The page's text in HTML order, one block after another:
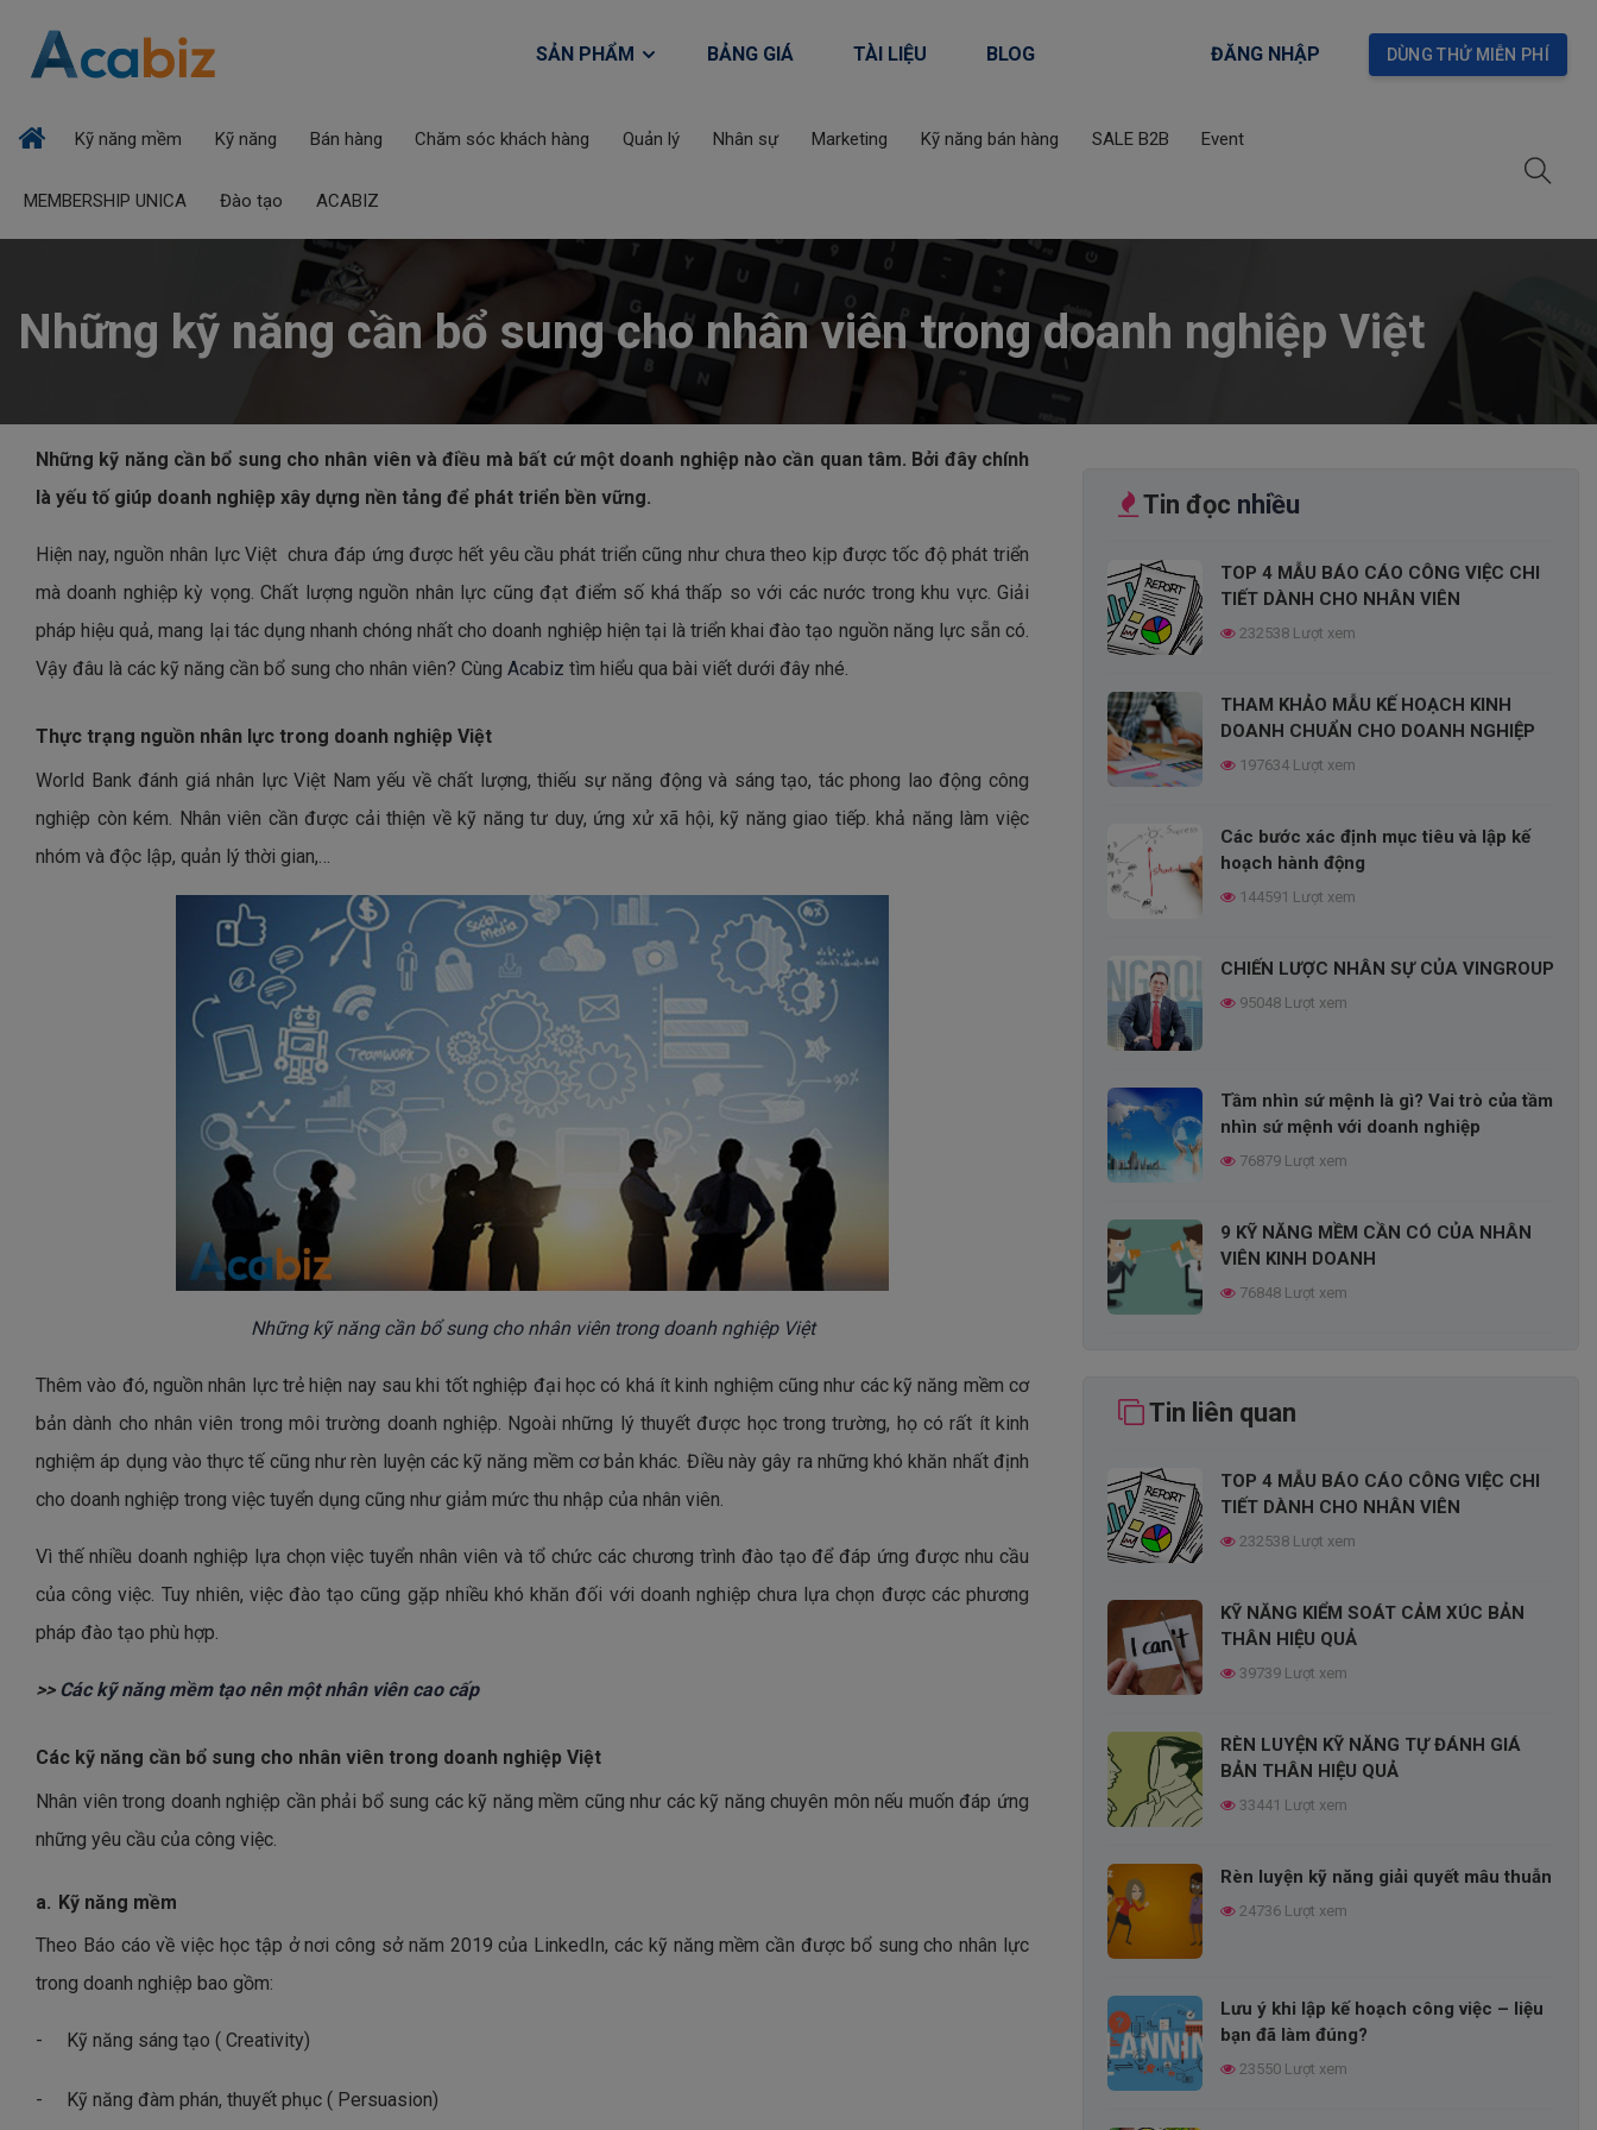
SẢN PHẨM BẢNG GIÁ TÀI LIỆU BLOG ĐĂNG NHẬP DÙNG THỬ MIỄN PHÍ
Kỹ năng mềm Kỹ năng Bán hàng Chăm sóc khách hàng Quản lý Nhân sự Marketing Kỹ năng bán hàng SALE B2B Event
MEMBERSHIP UNICA Đào tạo ACABIZ
Những kỹ năng cần bổ sung cho nhân viên trong doanh nghiệp Việt
Những kỹ năng cần bổ sung cho nhân viên và điều mà bất cứ một doanh nghiệp nào cần quan tâm. Bởi đây chính
là yếu tố giúp doanh nghiệp xây dựng nền tảng để phát triển bền vững.
Hiện nay, nguồn nhân lực Việt chưa đáp ứng được hết yêu cầu phát triển cũng như chưa theo kịp được tốc độ phát triển
mà doanh nghiệp kỳ vọng. Chất lượng nguồn nhân lực cũng đạt điểm số khá thấp so với các nước trong khu vực. Giải
pháp hiệu quả, mang lại tác dụng nhanh chóng nhất cho doanh nghiệp hiện tại là triển khai đào tạo nguồn năng lực sẵn có.
Vậy đâu là các kỹ năng cần bổ sung cho nhân viên? Cùng Acabiz tìm hiểu qua bài viết dưới đây nhé.
Thực trạng nguồn nhân lực trong doanh nghiệp Việt
World Bank đánh giá nhân lực Việt Nam yếu về chất lượng, thiếu sự năng động và sáng tạo, tác phong lao động công
nghiệp còn kém. Nhân viên cần được cải thiện về kỹ năng tư duy, ứng xử xã hội, kỹ năng giao tiếp. khả năng làm việc
nhóm và độc lập, quản lý thời gian,…
Những kỹ năng cần bổ sung cho nhân viên trong doanh nghiệp Việt
Thêm vào đó, nguồn nhân lực trẻ hiện nay sau khi tốt nghiệp đại học có khá ít kinh nghiệm cũng như các kỹ năng mềm cơ
bản dành cho nhân viên trong môi trường doanh nghiệp. Ngoài những lý thuyết được học trong trường, họ có rất ít kinh
nghiệm áp dụng vào thực tế cũng như rèn luyện các kỹ năng mềm cơ bản khác. Điều này gây ra những khó khăn nhất định
cho doanh nghiệp trong việc tuyển dụng cũng như giảm mức thu nhập của nhân viên.
Vì thế nhiều doanh nghiệp lựa chọn việc tuyển nhân viên và tổ chức các chương trình đào tạo để đáp ứng được nhu cầu
của công việc. Tuy nhiên, việc đào tạo cũng gặp nhiều khó khăn đối với doanh nghiệp chưa lựa chọn được các phương
pháp đào tạo phù hợp.
>> Các kỹ năng mềm tạo nên một nhân viên cao cấp
Các kỹ năng cần bổ sung cho nhân viên trong doanh nghiệp Việt
Nhân viên trong doanh nghiệp cần phải bổ sung các kỹ năng mềm cũng như các kỹ năng chuyên môn nếu muốn đáp ứng
những yêu cầu của công việc.
a. Kỹ năng mềm
Theo Báo cáo về việc học tập ở nơi công sở năm 2019 của LinkedIn, các kỹ năng mềm cần được bổ sung cho nhân lực
trong doanh nghiệp bao gồm:
- Kỹ năng sáng tạo ( Creativity)
- Kỹ năng đàm phán, thuyết phục ( Persuasion)
Tin đọc nhiều
TOP 4 MẪU BÁO CÁO CÔNG VIỆC CHI
TIẾT DÀNH CHO NHÂN VIÊN
232538 Lượt xem
THAM KHẢO MẪU KẾ HOẠCH KINH
DOANH CHUẨN CHO DOANH NGHIỆP
197634 Lượt xem
Các bước xác định mục tiêu và lập kế
hoạch hành động
144591 Lượt xem
CHIẾN LƯỢC NHÂN SỰ CỦA VINGROUP
95048 Lượt xem
Tầm nhìn sứ mệnh là gì? Vai trò của tầm
nhìn sứ mệnh với doanh nghiệp
76879 Lượt xem
9 KỸ NĂNG MỀM CẦN CÓ CỦA NHÂN
VIÊN KINH DOANH
76848 Lượt xem
74412 Lượt xem
EPE là gì? Điều kiện và quy trình thành
CHUỖI GIÁ TRỊ LÀ GÌ? TIẾP CẬN MÔ
HÌNH CHUỖI GIÁ TRỊ THẾ NÀO CHO
HIỆU QUẢ?
Xây dựng kế hoạch đào tạo nhân viên
trong doanh nghiệp
Quy trình tổ chức cuộc họp chuyên
nghiệp
ĐƯỜNG CONG LÃNG QUÊN
EBBINGHAUS LÀ GÌ?
Tin liên quan
TOP 4 MẪU BÁO CÁO CÔNG VIỆC CHI
TIẾT DÀNH CHO NHÂN VIÊN
232538 Lượt xem
KỸ NĂNG KIỂM SOÁT CẢM XÚC BẢN
THÂN HIỆU QUẢ
39739 Lượt xem
RÈN LUYỆN KỸ NĂNG TỰ ĐÁNH GIÁ
BẢN THÂN HIỆU QUẢ
33441 Lượt xem
Rèn luyện kỹ năng giải quyết mâu thuẫn
24736 Lượt xem
Lưu ý khi lập kế hoạch công việc – liệu
bạn đã làm đúng?
23550 Lượt xem
Tư vấn giải pháp đào tạo nhân sự trực tuyến
Acabiz
ACABIZ - BIẾN ĐÀO TẠO THÀNH LỢI THẾ CẠNH TRANH VỮNG MẠNH CHO DOANH NGHIỆP!
Giúp doanh nghiệp đào tạo, nâng cao kiến thức và kĩ năng của các phòng ban thông qua hệ thống bài giảng
được tuyển chọn từ các chuyên gia hàng đầu trên mọi lĩnh vực. Bên cạnh đó dễ dàng theo dõi, quản lý đào tạo,
cắt giảm những chi phí đào tạo không cần thiết. Với Acabiz, doanh nghiệp có thể tiết kiệm lên tới 70% chi phí tổ
chức đào tạo, tối ưu hoá hoạt động đào tạo và nâng cao hiệu quả đào tạo.